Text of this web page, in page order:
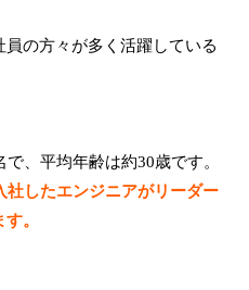
の方々が多く活躍している
、平均年齢は約30歳です。
社したエンジニアがリーダー
。